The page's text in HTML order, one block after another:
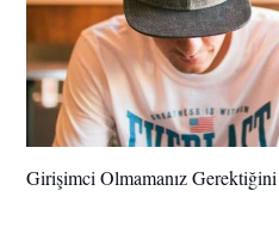
Girişimci Olmamanız